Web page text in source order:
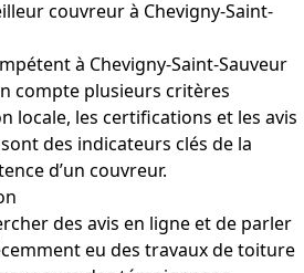
couvreur à Chevigny-Saint-
à Chevigny-Saint-Sauveur
compte plusieurs critères
locale, les certifications et les avis
des indicateurs clés de la
d’un couvreur.
des avis en ligne et de parler
eu des travaux de toiture